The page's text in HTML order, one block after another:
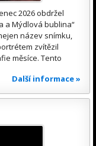
2026 obdržel
a Mýdlová bublina“
název snímku,
zvítězil
měsíce. Tento
Další informace »